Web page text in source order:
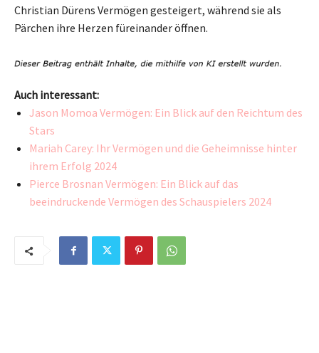
Christian Dürens Vermögen gesteigert, während sie als
Pärchen ihre Herzen füreinander öffnen.
Auch interessant:
Jason Momoa Vermögen: Ein Blick auf den Reichtum des
Stars
Mariah Carey: Ihr Vermögen und die Geheimnisse hinter
ihrem Erfolg 2024
Pierce Brosnan Vermögen: Ein Blick auf das
beeindruckende Vermögen des Schauspielers 2024